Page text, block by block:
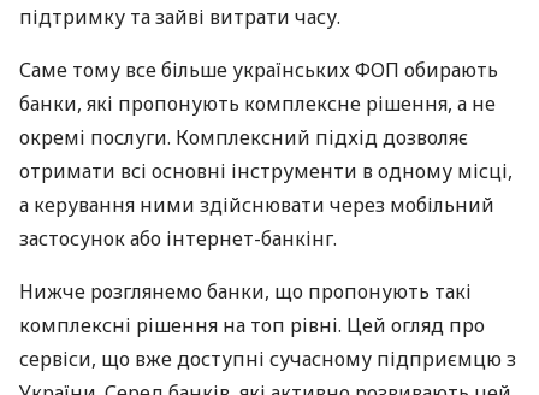
підтримку та зайві витрати часу.
Саме тому все більше українських ФОП обирають
банки, які пропонують комплексне рішення, а не
окремі послуги. Комплексний підхід дозволяє
отримати всі основні інструменти в одному місці,
а керування ними здійснювати через мобільний
застосунок або інтернет-банкінг.
Нижче розглянемо банки, що пропонують такі
комплексні рішення на топ рівні. Цей огляд про
сервіси, що вже доступні сучасному підприємцю з